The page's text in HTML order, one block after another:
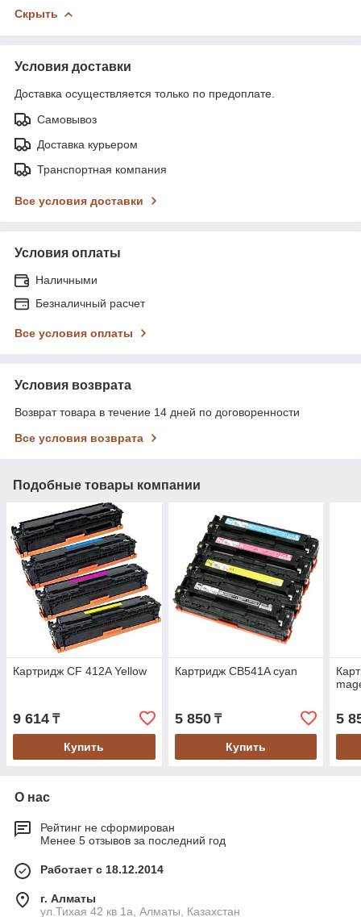
Скрыть
Условия доставки
Доставка осуществляется только по предоплате.
Самовывоз
Доставка курьером
Транспортная компания
Все условия доставки
Условия оплаты
Наличными
Безналичный расчет
Все условия оплаты
Условия возврата
Возврат товара в течение 14 дней по договоренности
Все условия возврата
Подобные товары компании
Картридж CF 412A Yellow
9 614 ₸
Купить
Картридж CB541A cyan
5 850₸
Купить
5
О нас
Рейтинг не сформирован
Менее 5 отзывов за последний год
Работает с 18.12.2014
г. Алматы
ул.Тихая 42 кв 1a, Алматы, Казахстан